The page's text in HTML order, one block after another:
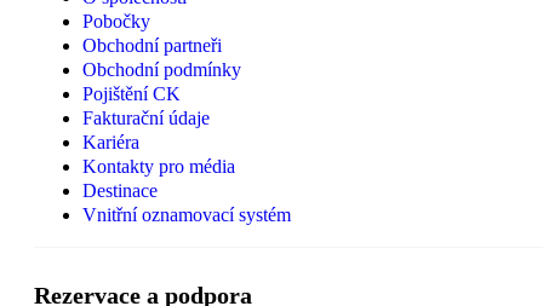
Pobočky
Obchodní partneři
Obchodní podmínky
Pojištění CK
Fakturační údaje
Kariéra
Kontakty pro média
Destinace
Vnitřní oznamovací systém
Rezervace a podpora